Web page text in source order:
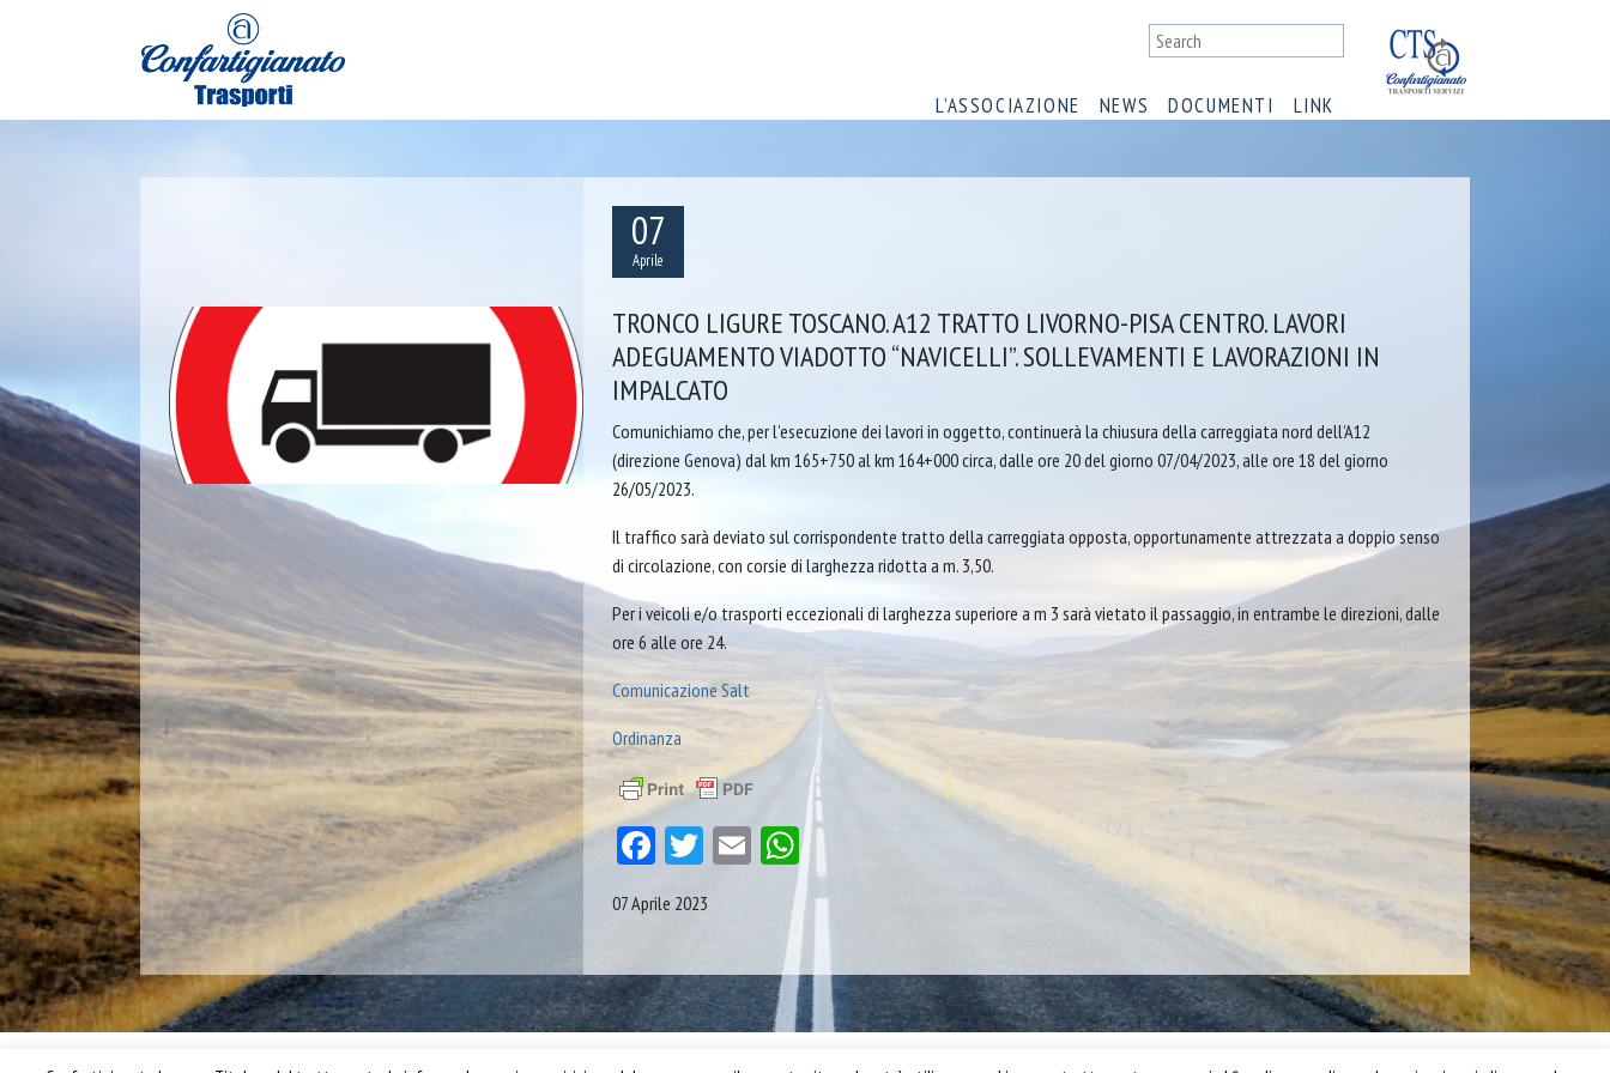
L’ASSOCIAZIONE NEWS DOCUMENTI LINK
07
Aprile
TRONCO LIGURE TOSCANO. A12 TRATTO LIVORNO-PISA CENTRO. LAVORI
ADEGUAMENTO VIADOTTO “NAVICELLI”. SOLLEVAMENTI E LAVORAZIONI IN
IMPALCATO
Comunichiamo che, per l’esecuzione dei lavori in oggetto, continuerà la chiusura della carreggiata nord dell’A12
(direzione Genova) dal km 165+750 al km 164+000 circa, dalle ore 20 del giorno 07/04/2023, alle ore 18 del giorno
26/05/2023.
Il traffico sarà deviato sul corrispondente tratto della carreggiata opposta, opportunamente attrezzata a doppio senso
di circolazione, con corsie di larghezza ridotta a m. 3,50.
Per i veicoli e/o trasporti eccezionali di larghezza superiore a m 3 sarà vietato il passaggio, in entrambe le direzioni, dalle
ore 6 alle ore 24.
Comunicazione Salt
Ordinanza
Facebook
Twitter
EmailWhatsApp
07 Aprile 2023